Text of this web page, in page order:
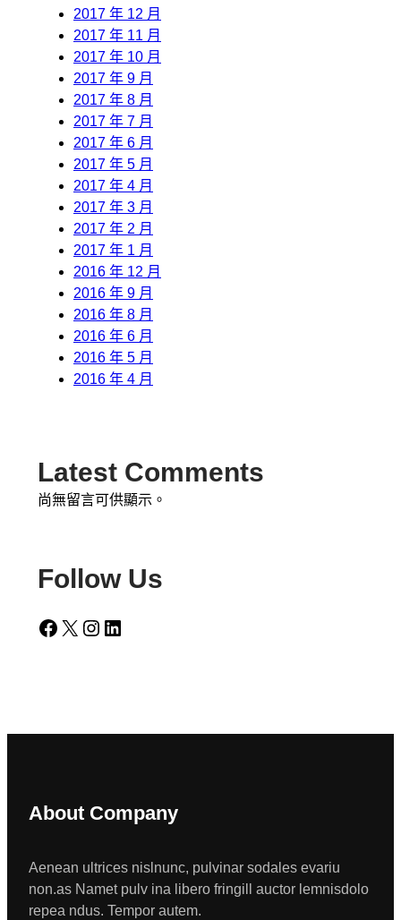
2017 年 12 月
2017 年 11 月
2017 年 10 月
2017 年 9 月
2017 年 8 月
2017 年 7 月
2017 年 6 月
2017 年 5 月
2017 年 4 月
2017 年 3 月
2017 年 2 月
2017 年 1 月
2016 年 12 月
2016 年 9 月
2016 年 8 月
2016 年 6 月
2016 年 5 月
2016 年 4 月
Latest Comments
尚無留言可供顯示。
Follow Us
Facebook X Instagram LinkedIn
About Company
Aenean ultrices nislnunc, pulvinar sodales evariu
non.as Namet pulv ina libero fringill auctor lemnisdolo
repea ndus. Tempor autem.